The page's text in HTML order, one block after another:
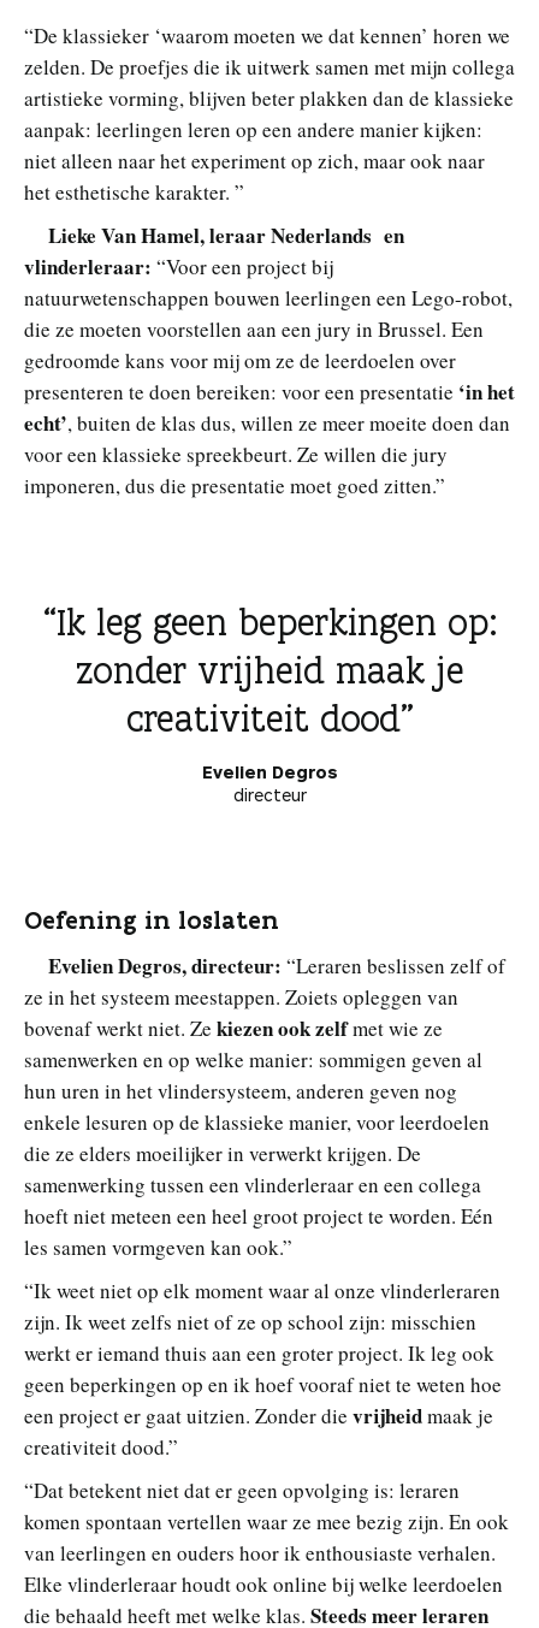
“De klassieker ‘waarom moeten we dat kennen’ horen we
zelden. De proefjes die ik uitwerk samen met mijn collega
artistieke vorming, blijven beter plakken dan de klassieke
aanpak: leerlingen leren op een andere manier kijken:
niet alleen naar het experiment op zich, maar ook naar
het esthetische karakter. ”
Lieke Van Hamel, leraar Nederlands en
vlinderleraar: “Voor een project bij
natuurwetenschappen bouwen leerlingen een Lego-robot,
die ze moeten voorstellen aan een jury in Brussel. Een
gedroomde kans voor mij om ze de leerdoelen over
presenteren te doen bereiken: voor een presentatie ‘in het
echt’, buiten de klas dus, willen ze meer moeite doen dan
voor een klassieke spreekbeurt. Ze willen die jury
imponeren, dus die presentatie moet goed zitten.”
Ik leg geen beperkingen op:
zonder vrijheid maak je
creativiteit dood
Evelien Degros
directeur
Oefening in loslaten
Evelien Degros, directeur: “Leraren beslissen zelf of
ze in het systeem meestappen. Zoiets opleggen van
bovenaf werkt niet. Ze kiezen ook zelfmet wie ze
samenwerken en op welke manier: sommigen geven al
hun uren in het vlindersysteem, anderen geven nog
enkele lesuren op de klassieke manier, voor leerdoelen
die ze elders moeilijker in verwerkt krijgen. De
samenwerking tussen een vlinderleraar en een collega
hoeft niet meteen een heel groot project te worden. Eén
les samen vormgeven kan ook.”
“Ik weet niet op elk moment waar al onze vlinderleraren
zijn. Ik weet zelfs niet of ze op school zijn: misschien
werkt er iemand thuis aan een groter project. Ik leg ook
geen beperkingen op en ik hoef vooraf niet te weten hoe
een project er gaat uitzien. Zonder die vrijheidmaak je
creativiteit dood.”
“Dat betekent niet dat er geen opvolging is: leraren
komen spontaan vertellen waar ze mee bezig zijn. En ook
van leerlingen en ouders hoor ik enthousiaste verhalen.
Elke vlinderleraar houdt ook online bij welke leerdoelen
die behaald heeft met welke klas. Steeds meer leraren